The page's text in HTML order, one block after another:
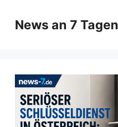
Inhalt
springen
News an 7 Tagen